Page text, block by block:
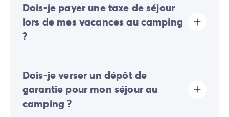
Dois-je payer une taxe de séjour
lors de mes vacances au camping
?
sites touristiques. Il vous faudra donc l’acquitter lors
de votre enregistrement en ligne ou une fois sur place.
Dois-je verser un dépôt de
garantie pour mon séjour au
camping ?